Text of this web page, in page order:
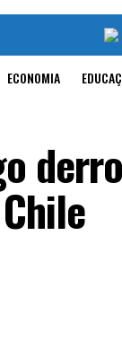
ECONOMIA